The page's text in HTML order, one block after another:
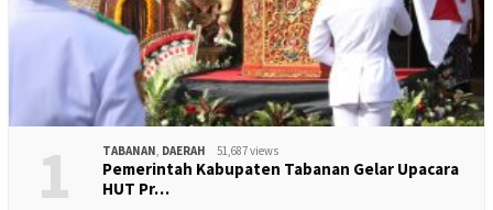
1 TABANAN, DAERAH 51,687 views
Pemerintah Kabupaten Tabanan Gelar Upacara
HUT Pr…